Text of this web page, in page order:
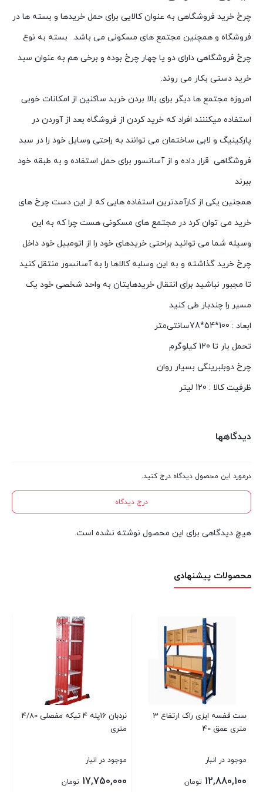
چرخ خرید فروشگاهی به عنوان کالایی برای حمل خریدها و بسته ها در
فروشگاه و همچنین مجتمع های مسکونی می باشد. بسته به نوع
چرخ فروشگاهی دارای دو یا چهار چرخ بوده و برخی هم به عنوان سبد
خرید دستی بکار می روند.
امروزه مجتمع ها دیگر برای بالا بردن خرید ساکنین از امکانات خوبی
استفاده میکننند افراد که خرید کردن از فروشگاه بعد از آوردن در
پارکینیگ و لابی ساختمان می توانند به راحتی وسایل خود را در سبد
فروشگاهی قرار داده و از آسانسور برای حمل استفاده و به طبقه خود
ببرند
همجنین یکی از کارآمدترین استفاده هایی که از این دست چرخ های
خرید می توان کرد در مجتمع های مسکونی هست چرا که به این
وسیله شما می توانید براحتی خریدهای خود را از اتومبیل خود داخل
چرخ خرید گذاشته و به این وسلبه کالاها را به آسانسور منتقل کنید
تا مجبور نباشید برای انتقال خریدهایتان به واحد شخصی خود یک
مسیر را چندبار طی کنید
ابعاد : 100*54*78سانتی‌متر
تحمل بار تا 120 کیلوگرم
چرخ دوبلبرینگی بسیار روان
ظرفیت کالا : 120 لیتر
دیدگاهها
درمورد این محصول دیدگاه درج کنید.
درج دیدگاه
هیچ دیدگاهی برای این محصول نوشته نشده است.
محصولات پیشنهادی
ست قفسه ایزی راک ارتفاع 3
تومان
نردبان 16پله 4 تیکه مفصلی 4/80
تومان
جعبه کمک های